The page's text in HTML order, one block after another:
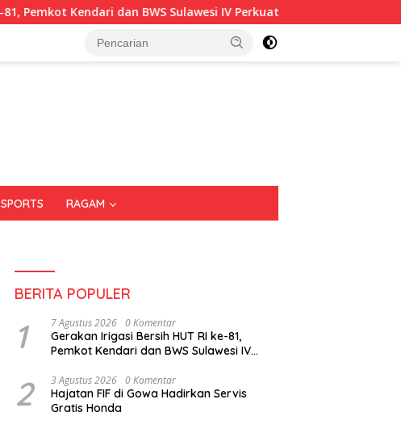
Kendari dan BWS Sulawesi IV Perkuat Sinergi Jaga Irigasi Amohalo
SPORTS RAGAM
BERITA POPULER
1 7 Agustus 2026 0 Komentar
Gerakan Irigasi Bersih HUT RI ke-81,
Pemkot Kendari dan BWS Sulawesi IV
2 3 Agustus 2026 0 Komentar
Hajatan FIF di Gowa Hadirkan Servis
Gratis Honda